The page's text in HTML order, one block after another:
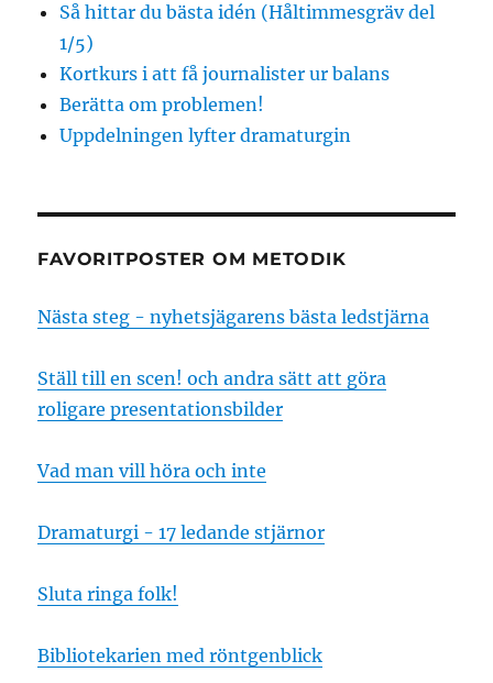
Så hittar du bästa idén (Håltimmesgräv del
1/5)
Kortkurs i att få journalister ur balans
Berätta om problemen!
Uppdelningen lyfter dramaturgin
FAVORITPOSTER OM METODIK
Nästa steg - nyhetsjägarens bästa ledstjärna
Ställ till en scen! och andra sätt att göra
roligare presentationsbilder
Vad man vill höra och inte
Dramaturgi - 17 ledande stjärnor
Sluta ringa folk!
Bibliotekarien med röntgenblick